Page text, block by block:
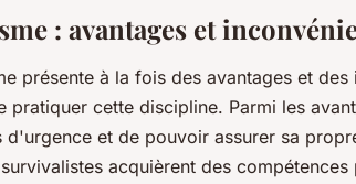
: avantages et
présente à la fois des avantages et
pratiquer cette discipline. Parmi les
d'urgence et de pouvoir assurer sa
acquièrent des